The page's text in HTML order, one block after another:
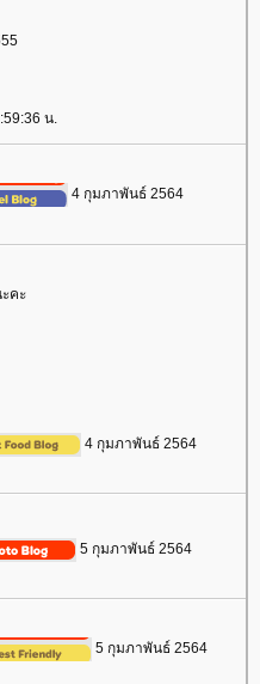
น.
4 กุมภาพันธ์ 2564
คะ
4 กุมภาพันธ์ 2564
5 กุมภาพันธ์ 2564
5 กุมภาพันธ์ 2564